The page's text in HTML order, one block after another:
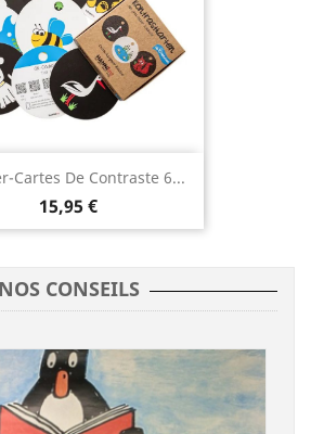
Cartes De Contraste 6...
15,95 €
NOS CONSEILS